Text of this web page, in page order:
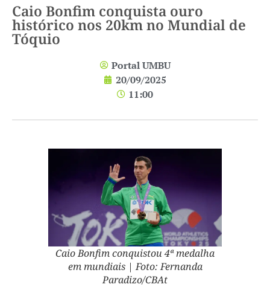
Caio Bonfim conquista ouro
histórico nos 20km no Mundial de
Tóquio
Portal UMBU
20/09/2025
11:00
Caio Bonfim conquistou 4ª medalha
em mundiais | Foto: Fernanda
Paradizo/CBAt